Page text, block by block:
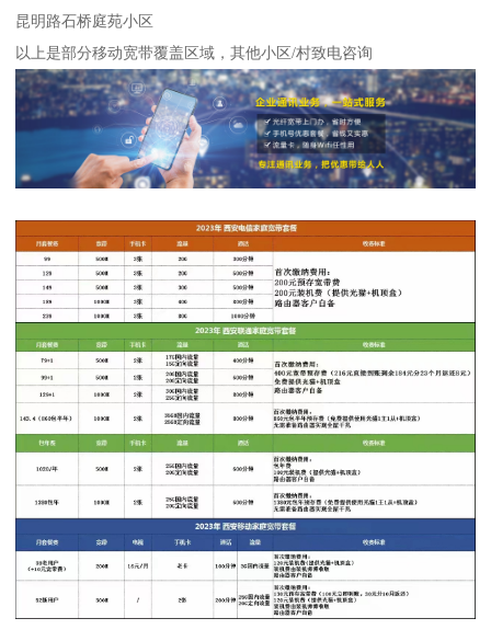
昆明路石桥庭苑小区
以上是部分移动宽带覆盖区域，其他小区/村致电咨询